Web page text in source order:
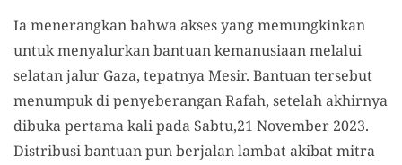
Ia menerangkan bahwa akses yang memungkinkan
untuk menyalurkan bantuan kemanusiaan melalui
selatan jalur Gaza, tepatnya Mesir. Bantuan tersebut
menumpuk di penyeberangan Rafah, setelah akhirnya
dibuka pertama kali pada Sabtu,21 November 2023.
Distribusi bantuan pun berjalan lambat akibat mitra